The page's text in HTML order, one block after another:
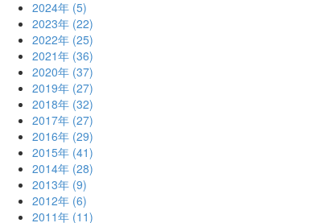
2024年 (5)
2023年 (22)
2022年 (25)
2021年 (36)
2020年 (37)
2019年 (27)
2018年 (32)
2017年 (27)
2016年 (29)
2015年 (41)
2014年 (28)
2013年 (9)
2012年 (6)
2011年 (11)